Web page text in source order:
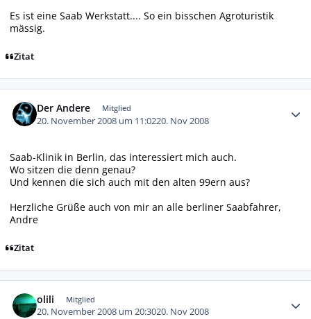
Es ist eine Saab Werkstatt.... So ein bisschen Agroturistik
mässig.
Zitat
Der Andere Mitglied
20. November 2008 um 11:0220. Nov 2008
Saab-Klinik in Berlin, das interessiert mich auch.
Wo sitzen die denn genau?
Und kennen die sich auch mit den alten 99ern aus?
Herzliche Grüße auch von mir an alle berliner Saabfahrer,
Andre
Zitat
olili Mitglied
20. November 2008 um 20:3020. Nov 2008